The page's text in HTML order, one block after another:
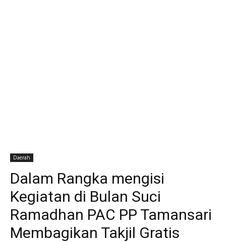
Daerah
Dalam Rangka mengisi
Kegiatan di Bulan Suci
Ramadhan PAC PP Tamansari
Membagikan Takjil Gratis